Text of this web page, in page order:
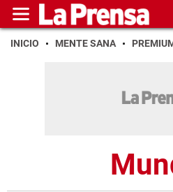
INICIO MENTE SANA